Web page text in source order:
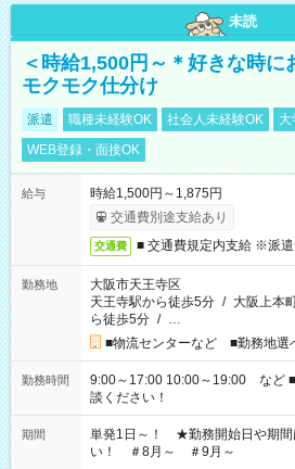
未読
＜時給1,500円～＊好きな時に
モクモク仕分け
派遣 職種未経験OK 社会人未経験OK 大
WEB登録・面接OK
給与
時給1,500円～1,875円
交通費別途支給あり
交通費 ■ 交通費規定内支給 ※派
勤務地
大阪市天王寺区
天王寺駅から徒歩5分 / 大阪上本
ら徒歩5分 / …
■物流センターなど ■勤務地選
勤務時間
9:00～17:00 10:00～19:00 など ■ 他の時間帯もお気軽にご相
談ください！
期間
単発1日～！ ★勤務開始日や期間
い！ ＃8月～ ＃9月～